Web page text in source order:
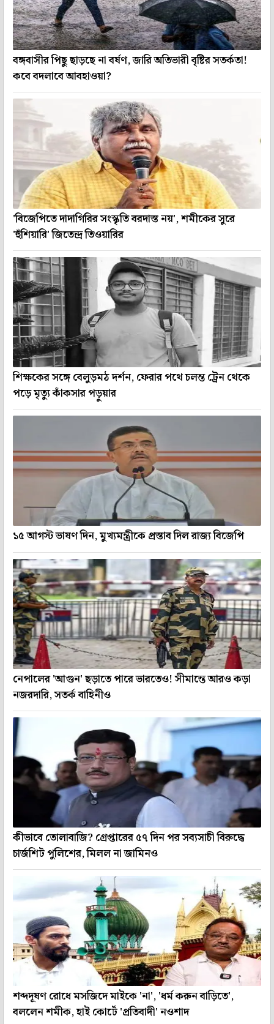
বঙ্গবাসীর পিছু ছাড়ছে না বর্ষণ, জারি অতিভারী বৃষ্টির সতর্কতা!
কবে বদলাবে আবহাওয়া?
'বিজেপিতে দাদাগিরির সংস্কৃতি বরদাস্ত নয়', শমীকের সুরে
'হুঁশিয়ারি' জিতেন্দ্র তিওয়ারির
শিক্ষকের সঙ্গে বেলুড়মঠ দর্শন, ফেরার পথে চলন্ত ট্রেন থেকে
পড়ে মৃত্যু কাঁকসার পড়ুয়ার
১৫ আগস্ট ভাষণ দিন, মুখ্যমন্ত্রীকে প্রস্তাব দিল রাজ্য বিজেপি
নেপালের 'আগুন' ছড়াতে পারে ভারতেও! সীমান্তে আরও কড়া
নজরদারি, সতর্ক বাহিনীও
কীভাবে তোলাবাজি? গ্রেপ্তারের ৫৭ দিন পর সব্যসাচী বিরুদ্ধে
চার্জশিট পুলিশের, মিলল না জামিনও
শব্দদূষণ রোধে মসজিদে মাইকে 'না', 'ধর্ম করুন বাড়িতে',
বললেন শমীক, হাই কোর্টে 'প্রতিবাদী' নওশাদ